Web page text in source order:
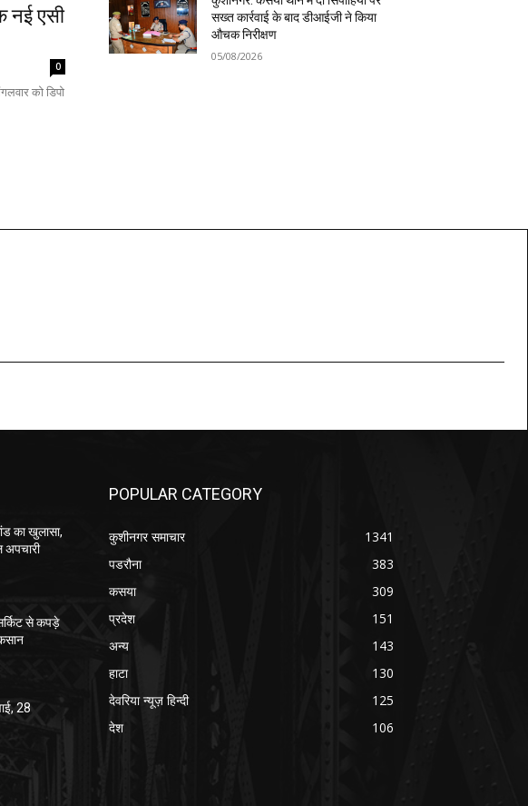
नई एसी
0
को डिपो
सख्त कार्रवाई के बाद डीआईजी ने किया
औचक निरीक्षण
05/08/2026
का खुलासा,
अपचारी
से कपड़े
28
POPULAR CATEGORY
कुशीनगर समाचार
1341
पडरौना
383
कसया
309
प्रदेश
151
अन्य
143
हाटा
130
देवरिया न्यूज़ हिन्दी
125
देश
106